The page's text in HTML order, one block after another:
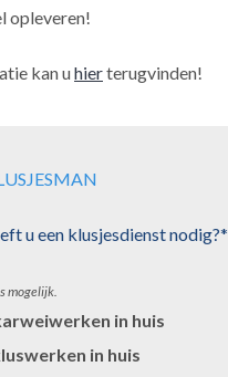
opleveren!
kan uhierterugvinden!
u een klusjesdienst nodig?*
mogelijk.
in huis
in huis